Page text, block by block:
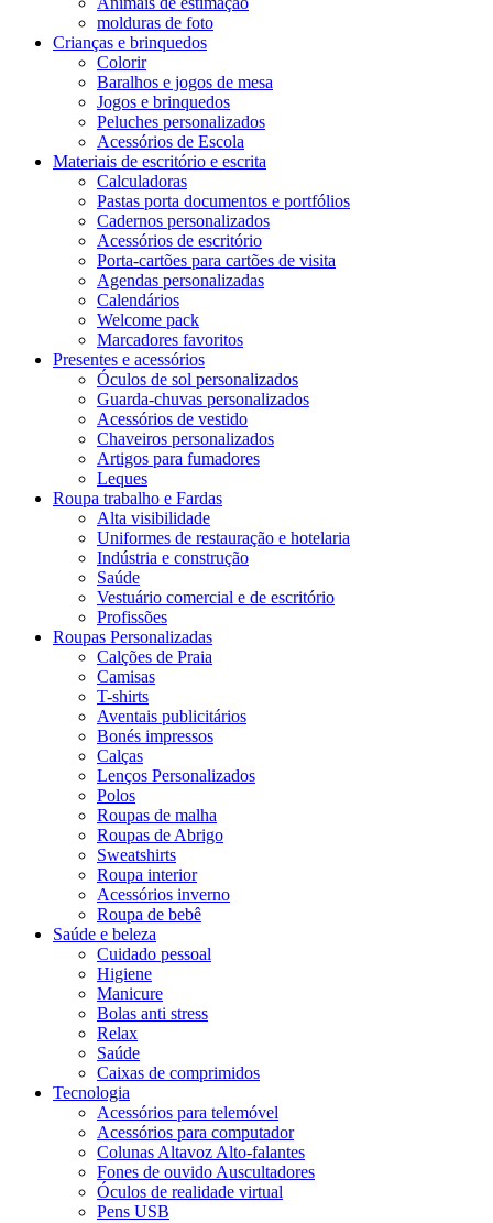
molduras de foto
Crianças e brinquedos
Colorir
Baralhos e jogos de mesa
Jogos e brinquedos
Peluches personalizados
Acessórios de Escola
Materiais de escritório e escrita
Calculadoras
Pastas porta documentos e portfólios
Cadernos personalizados
Acessórios de escritório
Porta-cartões para cartões de visita
Agendas personalizadas
Calendários
Welcome pack
Marcadores favoritos
Presentes e acessórios
Óculos de sol personalizados
Guarda-chuvas personalizados
Acessórios de vestido
Chaveiros personalizados
Artigos para fumadores
Leques
Roupa trabalho e Fardas
Alta visibilidade
Uniformes de restauração e hotelaria
Indústria e construção
Saúde
Vestuário comercial e de escritório
Profissões
Roupas Personalizadas
Calções de Praia
Camisas
T-shirts
Aventais publicitários
Bonés impressos
Calças
Lenços Personalizados
Polos
Roupas de malha
Roupas de Abrigo
Sweatshirts
Roupa interior
Acessórios inverno
Roupa de bebê
Saúde e beleza
Cuidado pessoal
Higiene
Manicure
Bolas anti stress
Relax
Saúde
Caixas de comprimidos
Tecnologia
Acessórios para telemóvel
Acessórios para computador
Colunas Altavoz Alto-falantes
Fones de ouvido Auscultadores
Óculos de realidade virtual
Pens USB